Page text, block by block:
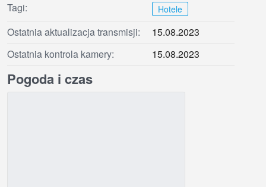
Tagi:
Hotele
Ostatnia aktualizacja transmisji:
15.08.2023
Ostatnia kontrola kamery:
15.08.2023
Pogoda i czas